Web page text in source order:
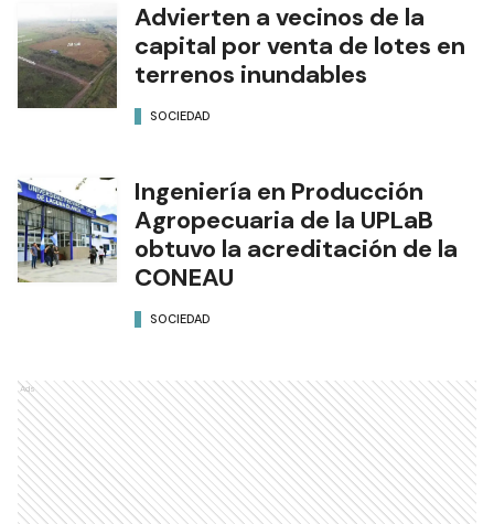
Advierten a vecinos de la
capital por venta de lotes en
terrenos inundables
SOCIEDAD
Ingeniería en Producción
Agropecuaria de la UPLaB
obtuvo la acreditación de la
CONEAU
SOCIEDAD
Ads